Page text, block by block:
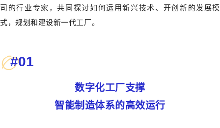
司的行业专家，共同探讨如何运用新兴技术、开创新的发展模
式，规划和建设新一代工厂。
#01
数字化工厂支撑
智能制造体系的高效运行